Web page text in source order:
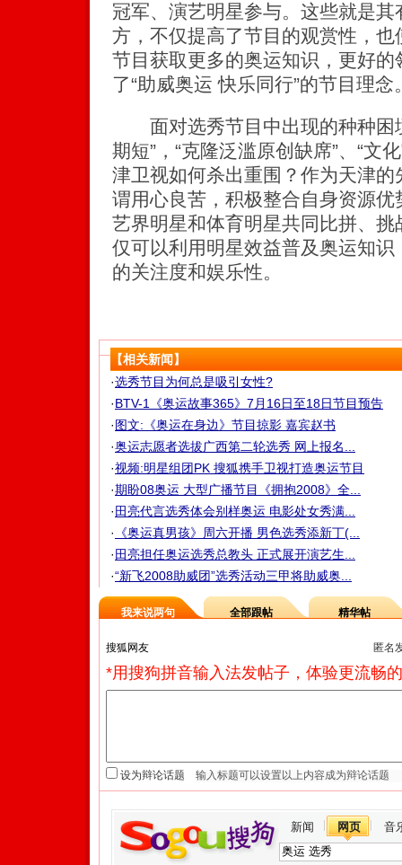
冠军、演艺明星参与。这些就是
方，不仅提高了节目的观赏性，
节目获取更多的奥运知识，更好
了“助威奥运 快乐同行”的节目理念
面对选秀节目中出现的种种困
期短”，“克隆泛滥原创缺席”、“文
津卫视如何杀出重围？作为天津
谓用心良苦，积极整合自身资源
艺界明星和体育明星共同比拼、
仅可以利用明星效益普及奥运知
的关注度和娱乐性。
【相关新闻】
·选秀节目为何总是吸引女性?
·BTV-1《奥运故事365》7月16日至18日节目预告
·图文:《奥运在身边》节目掠影 嘉宾赵书
·奥运志愿者选拔广西第二轮选秀 网上报名...
·视频:明星组团PK 搜狐携手卫视打造奥运节目
·期盼08奥运 大型广播节目《拥抱2008》全...
· 田亮代言选秀体会别样奥运 电影处女秀满...
·
《奥运真男孩》周六开播 男色选秀添新丁(...
· 田亮担任奥运选秀总教头 正式展开演艺生...
·“新飞2008助威团”选秀活动三甲将助威奥...
我来说两句 全部跟帖 精华帖
匿名
*用搜狗拼音输入法发帖子，体验更流畅
设为辩论话题
新闻 网页 音